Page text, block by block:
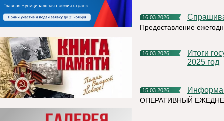
16.03.2026
Предоставление
16.03.2026
Итоги государственного земельного контроля (надзора) за
2025 год
15.03.2026
ОПЕРАТИВНЫЙ